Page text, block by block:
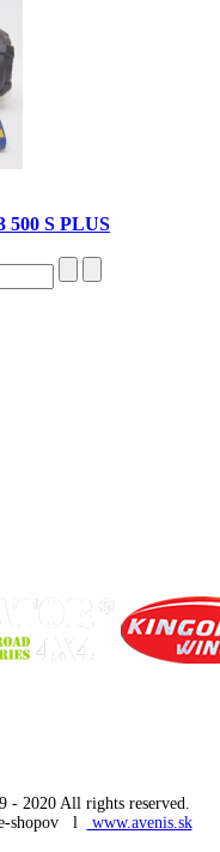
S PLUS
All rights reserved.
e-shopov l
www.avenis.sk